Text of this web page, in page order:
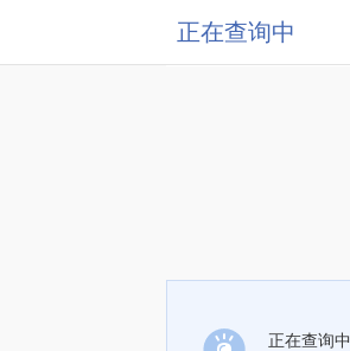
正在查询中
正在查询